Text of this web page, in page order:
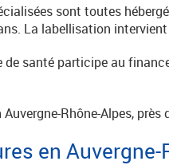
sont toutes
La labellisation
de santé participe au
Auvergne-Rhône-Alpes,
en Auvergne-